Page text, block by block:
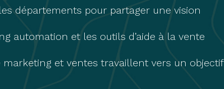
départements pour partager une vision
automation et les outils d’aide à la vente
et ventes travaillent vers un objectif